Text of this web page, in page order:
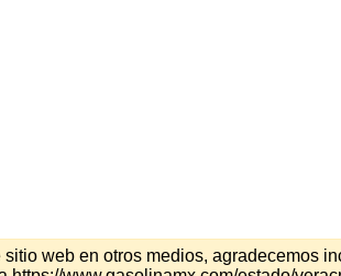
web en otros medios, agradecemos